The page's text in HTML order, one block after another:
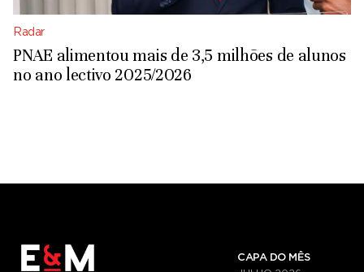
Radar
PNAE alimentou mais de 3,5 milhões de alunos
no ano lectivo 2025/2026
CAPA DO MÊS